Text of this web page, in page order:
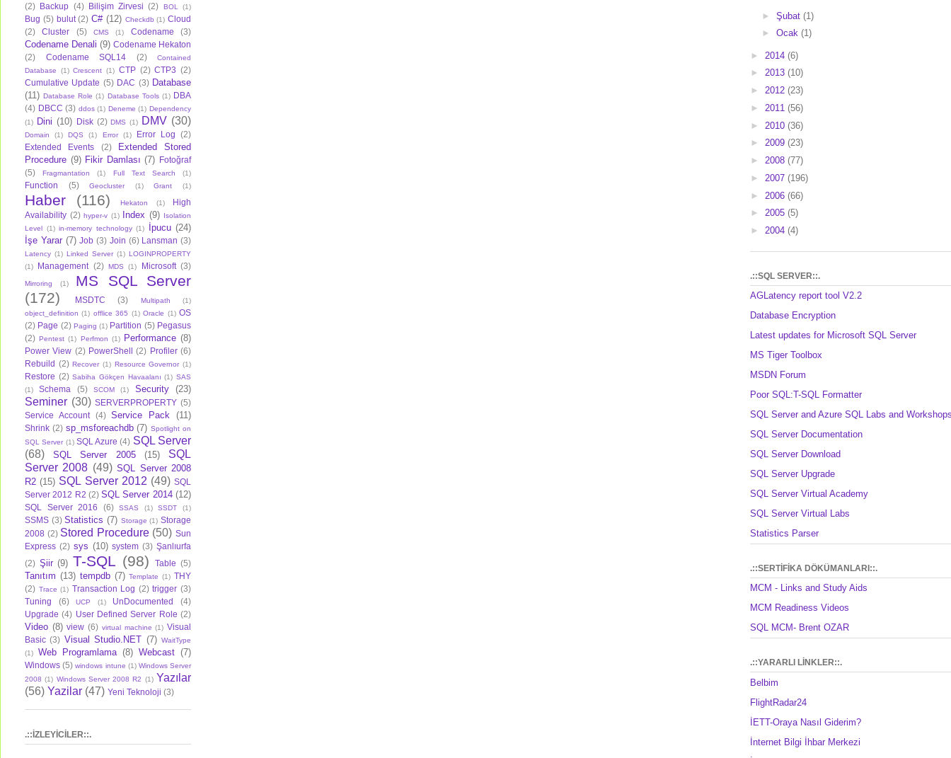
(2)
Backup (4) Bilişim Zirvesi (2) BOL (1)
Bug (5) bulut (2) C# (12) Checkdb (1) Cloud
(2)
Cluster (5) CMS (1) Codename (3)
Codename Denali (9) Codename Hekaton
(2)
Codename SQL14 (2)
Contained
Database
(1) Crescent (1) CTP (2) CTP3 (2)
Cumulative Update (5) DAC (3) Database
(11) Database Role (1) Database Tools (1) DBA
(4) DBCC (3) ddos (1) Deneme (1) Dependency
(1)
Dini (10) Disk (2) DMS (1) DMV (30)
Domain (1) DQS (1) Error (1) Error Log
(2)
Extended Events
(2)
Extended Stored
Procedure (9) Fikir Damlası (7)
Fotoğraf
(5)
Fragmantation (1) Full Text Search (1)
Function (5) Geocluster (1) Grant (1)
Haber (116) Hekaton (1)
High
Availability (2) hyper-v (1) Index (9)
Isolation
Level
(1) in-memory technology (1) İpucu (24)
İşe Yarar (7) Job (3) Join (6) Lansman (3)
Latency (1) Linked Server (1) LOGINPROPERTY
(1)
Management (2) MDS (1) Microsoft (3)
Mirroring (1)
MS SQL Server
(172)
MSDTC (3) Multipath
(1)
object_definition (1) offlice 365 (1) Oracle (1) OS
(2) Page (2) Paging (1) Partition (5) Pegasus
(2) Pentest (1) Perfmon (1) Performance (8)
Power View (2) PowerShell (2) Profiler (6)
Rebuild (2) Recover (1) Resource Governor (1)
Restore (2) Sabiha Gökçen Havaalanı (1) SAS
(1)
Schema (5) SCOM (1) Security (23)
Seminer (30) SERVERPROPERTY (5)
Service Account
(4) Service Pack (11)
Shrink (2) sp_msforeachdb (7) Spotlight on
SQL Server (1) SQL Azure (4) SQL Server
(68)
SQL Server 2005 (15)
SQL
Server 2008 (49) SQL Server 2008
R2 (15) SQL Server 2012 (49) SQL
Server 2012 R2 (2) SQL Server 2014 (12)
SQL Server 2016 (6) SSAS (1) SSDT (1)
SSMS (3) Statistics (7) Storage (1) Storage
2008 (2) Stored Procedure (50) Sun
Express (2) sys (10) system (3) Şanlıurfa
(2) Şiir (9) T-SQL (98) Table (5)
Tanıtım (13) tempdb (7) Template (1) THY
(2) Trace (1) Transaction Log (2) trigger (3)
Tuning
(6) UCP (1) UnDocumented
(4)
Upgrade (4) User Defined Server Role (2)
Video (8) view (6) virtual machine (1) Visual
Basic (3) Visual Studio.NET (7) WaitType
(1)
Web Programlama (8) Webcast (7)
Windows (5) windows intune (1) Windows Server
2008 (1) Windows Server 2008 R2 (1) Yazılar
(56) Yazilar (47) Yeni Teknoloji (3)
.::İZLEYİCİLER::.
► Şubat (1)
► Ocak (1)
► 2014 (6)
► 2013 (10)
► 2012 (23)
► 2011 (56)
► 2010 (36)
► 2009 (23)
► 2008 (77)
► 2007 (196)
► 2006 (66)
► 2005 (5)
► 2004 (4)
.::SQL SERVER::.
AGLatency report tool V2.2
Database Encryption
Latest updates for Microsoft SQL Server
MS Tiger Toolbox
MSDN Forum
Poor SQL:T-SQL Formatter
SQL Server and Azure SQL Labs and
SQL Server Documentation
SQL Server Download
SQL Server Upgrade
SQL Server Virtual Academy
SQL Server Virtual Labs
Statistics Parser
.::SERTİFİKA DÖKÜMANLARI::.
MCM - Links and Study Aids
MCM Readiness Videos
SQL MCM- Brent OZAR
.::YARARLI LİNKLER::.
Belbim
FlightRadar24
İETT-Oraya Nasıl Giderim?
İnternet Bilgi İhbar Merkezi